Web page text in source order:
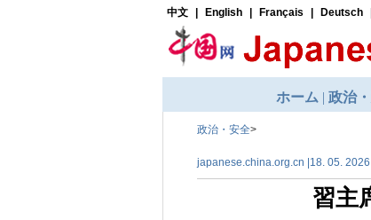
政治・安全>
japanese.china.org.cn |18. 05. 2026
習主